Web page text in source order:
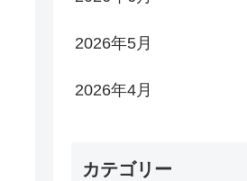
2026年5月
2026年4月
カテゴリー